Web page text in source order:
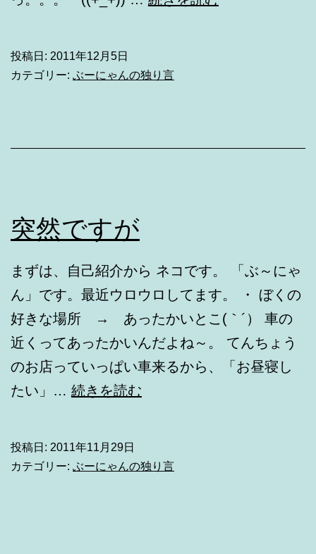
投稿日: 2011年12月5日
カテゴリー: ぶーにゃんの独り言
突然ですが
まずは、自己紹介から ネコです。 「ぶ～にゃ
ん」です。最近ウロウロしてます。 ・ ぼくの
好きな場所 → あったかいとこ(｀´） 車の
近くってあったかいんだよね～。 てんちょう
のお店っていっぱい車来るから、「お昼寝し
たい」… 続きを読む
す
投稿日: 2011年11月29日
カテゴリー: ぶーにゃんの独り言